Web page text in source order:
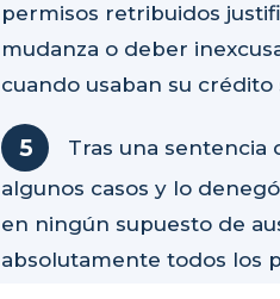
permisos retribuidos
mudanza o deber
cuando usaban su crédito
Tras una sentencia
algunos casos y lo
en ningún supuesto de
absolutamente todos los